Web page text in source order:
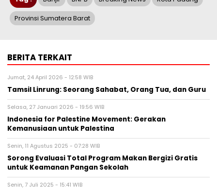
Provinsi Sumatera Barat
BERITA TERKAIT
Jumat, 24 April 2026 - 12:58 WIB
Tamsil Linrung: Seorang Sahabat, Orang Tua, dan Guru
Selasa, 27 Januari 2026 - 19:56 WIB
Indonesia for Palestine Movement: Gerakan
Kemanusiaan untuk Palestina
Senin, 11 Agustus 2025 - 07:28 WIB
Sorong Evaluasi Total Program Makan Bergizi Gratis
untuk Keamanan Pangan Sekolah
Senin, 7 Juli 2025 - 15:41 WIB